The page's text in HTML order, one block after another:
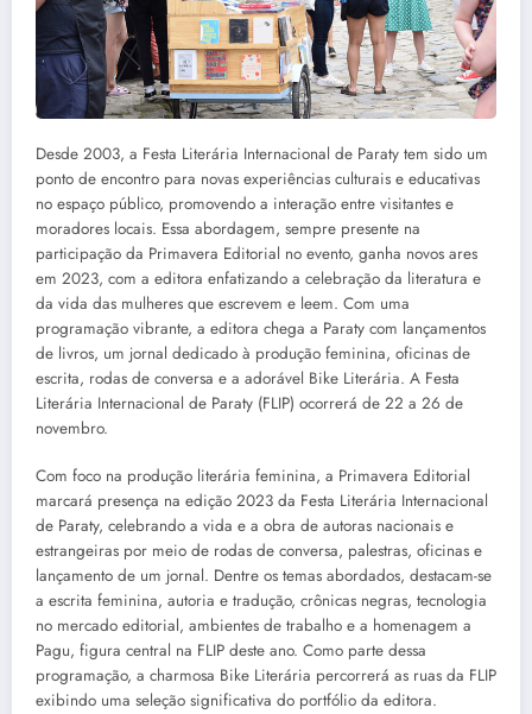
Desde 2003, a Festa Literária Internacional de Paraty tem sido um
ponto de encontro para novas experiências culturais e educativas
no espaço público, promovendo a interação entre visitantes e
moradores locais. Essa abordagem, sempre presente na
participação da Primavera Editorial no evento, ganha novos ares
em 2023, com a editora enfatizando a celebração da literatura e
da vida das mulheres que escrevem e leem. Com uma
programação vibrante, a editora chega a Paraty com lançamentos
de livros, um jornal dedicado à produção feminina, oficinas de
escrita, rodas de conversa e a adorável Bike Literária. A Festa
Literária Internacional de Paraty (FLIP) ocorrerá de 22 a 26 de
novembro.
Com foco na produção literária feminina, a Primavera Editorial
marcará presença na edição 2023 da Festa Literária Internacional
de Paraty, celebrando a vida e a obra de autoras nacionais e
estrangeiras por meio de rodas de conversa, palestras, oficinas e
lançamento de um jornal. Dentre os temas abordados, destacam-se
a escrita feminina, autoria e tradução, crônicas negras, tecnologia
no mercado editorial, ambientes de trabalho e a homenagem a
Pagu, figura central na FLIP deste ano. Como parte dessa
programação, a charmosa Bike Literária percorrerá as ruas da FLIP
exibindo uma seleção significativa do portfólio da editora.